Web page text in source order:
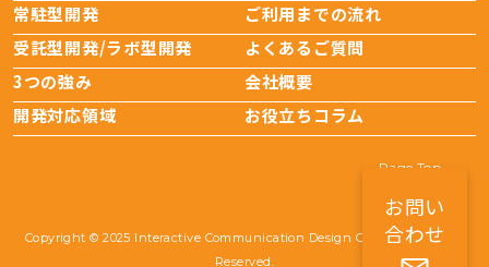
常駐型開発
受託型開発/ラボ型開発
3つの強み
開発対応領域
ご利用までの流れ
よくあるご質問
会社概要
お役立ちコラム
Page Top
Copyright © 2025 Interactive Communication Design Co.,Ltd. All Rights
Reserved.
お問い
合わせ